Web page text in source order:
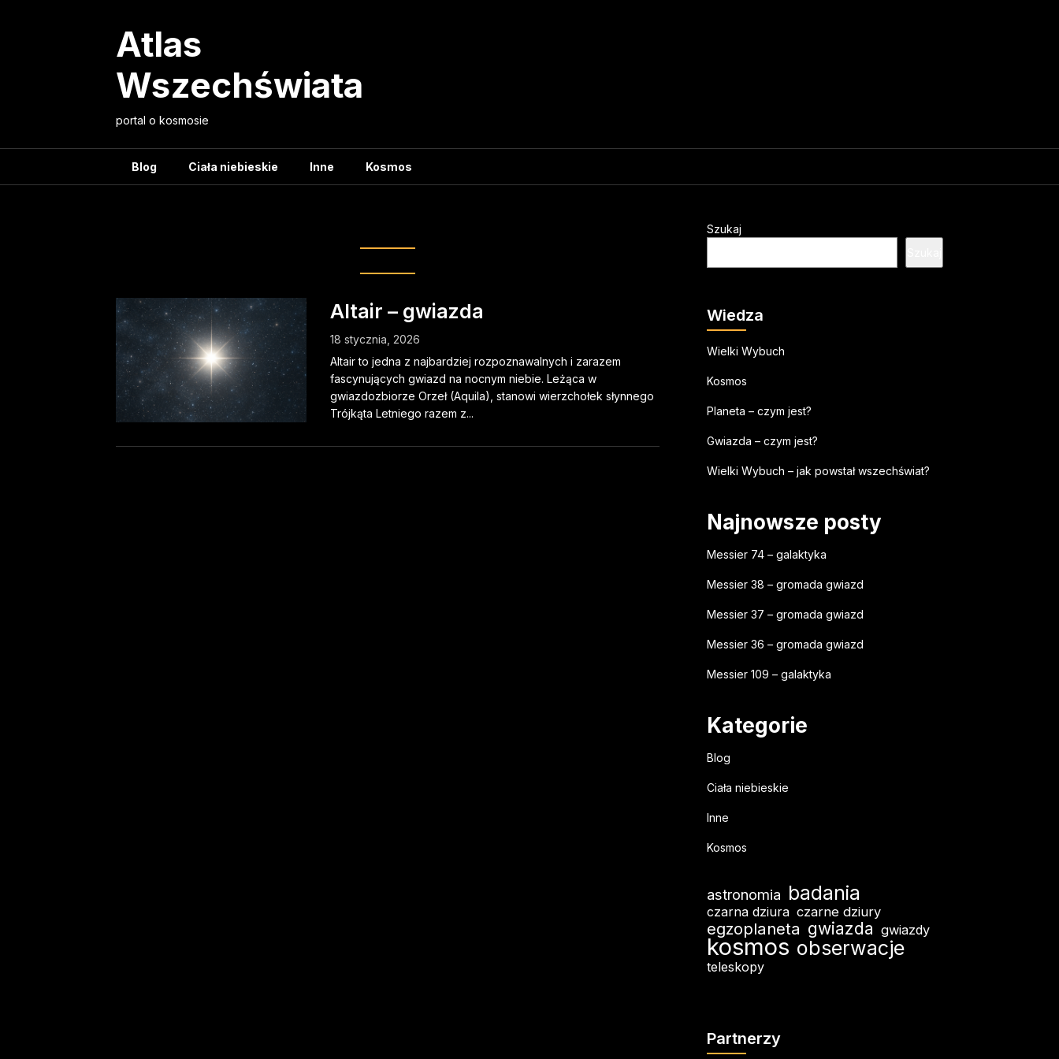
Atlas
Wszechświata
portal o kosmosie
Blog Ciała niebieskie Inne Kosmos
Altair – gwiazda
18 stycznia, 2026
Altair to jedna z najbardziej rozpoznawalnych i zarazem
fascynujących gwiazd na nocnym niebie. Leżąca w
gwiazdozbiorze Orzeł (Aquila), stanowi wierzchołek słynnego
Trójkąta Letniego razem z...
Szukaj
Wiedza
Wielki Wybuch
Kosmos
Planeta – czym jest?
Gwiazda – czym jest?
Wielki Wybuch – jak powstał wszechświat?
Najnowsze posty
Messier 74 – galaktyka
Messier 38 – gromada gwiazd
Messier 37 – gromada gwiazd
Messier 36 – gromada gwiazd
Messier 109 – galaktyka
Kategorie
Blog
Ciała niebieskie
Inne
Kosmos
astronomia badania
czarna dziura czarne dziury
egzoplaneta gwiazda gwiazdy
kosmos obserwacje
teleskopy
Partnerzy